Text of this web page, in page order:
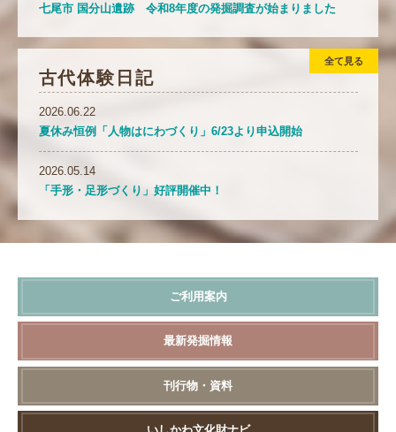
七尾市 国分山遺跡 令和8年度の発掘調査が始まりました
全て見る
古代体験日記
2026.06.22
夏休み恒例「人物はにわづくり」6/23より申込開始
2026.05.14
「手形・足形づくり」好評開催中！
ご利用案内
最新発掘情報
刊行物・資料